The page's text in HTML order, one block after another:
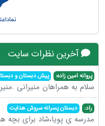
آخرین نظرات سایت
پروانه امین زاده: پیش دبستان و
سلام به همراهان منیرانی
راد: دبستان پسرانه سروش هدایت
مدرسه ی پویا،شاد برای بچه